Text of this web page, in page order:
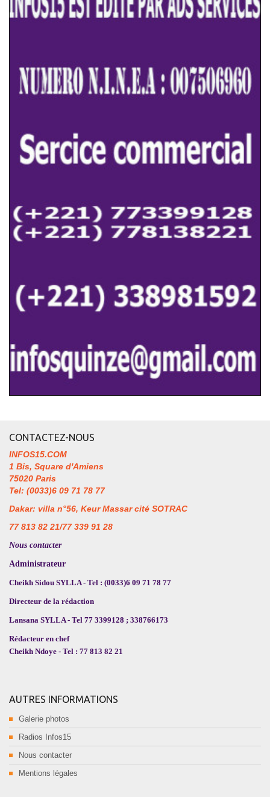
CONTACTEZ-NOUS
INFOS15.COM
1 Bis, Square d'Amiens
75020 Paris
Tel: (0033)6 09 71 78 77
Dakar: villa n°56, Keur Massar cité SOTRAC
77 813 82 21/77 339 91 28
Nous contacter
Administrateur
Cheikh Sidou SYLLA - Tel : (0033)6 09 71 78 77
Directeur de la rédaction
Lansana SYLLA - Tel 77 3399128 ; 338766173
Rédacteur en chef
Cheikh Ndoye - Tel : 77 813 82 21
AUTRES INFORMATIONS
Galerie photos
Radios Infos15
Nous contacter
Mentions légales